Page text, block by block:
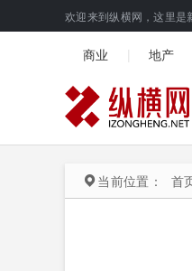
欢迎来到纵横网，这里是
商业 地产
当前位置： 首